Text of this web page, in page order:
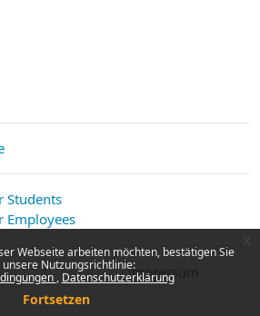
Webseite arbeiten möchten, bestätigen Sie
unsere Nutzungsrichtlinie:
Datenschutzerklärung
Fortsetzen
Students
Employees
Impressum